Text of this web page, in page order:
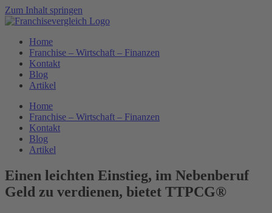
Zum Inhalt springen
Home
Franchise – Wirtschaft – Finanzen
Kontakt
Blog
Artikel
Home
Franchise – Wirtschaft – Finanzen
Kontakt
Blog
Artikel
Einen leichten Einstieg, im Nebenberuf
Geld zu verdienen, bietet TTPCG®